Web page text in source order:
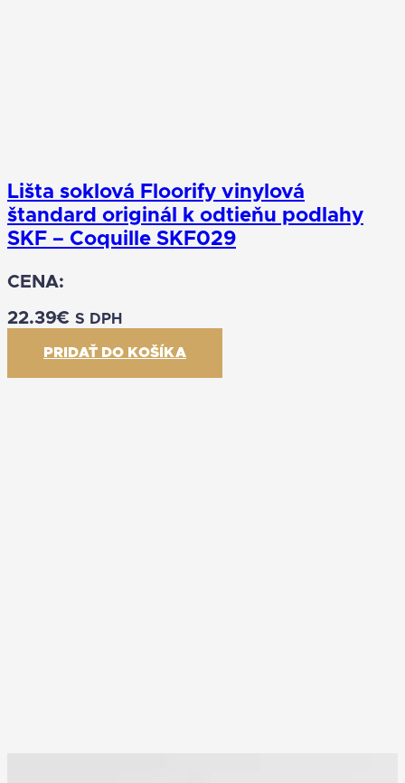
Lišta soklová Floorify vinylová
štandard originál k odtieňu podlahy
SKF – Coquille SKF029
CENA:
22.39€ S DPH
PRIDAŤ DO KOŠÍKA